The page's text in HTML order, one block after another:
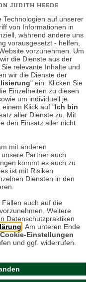
Technologien auf unserer
von Informationen in
während andere uns
vorausgesetzt - helfen,
vorzunehmen. Um
die Dienste aus der
relevante Inhalte und
wir die Dienste der
" ein. Klicken Sie
Einzelheiten zu diesen
um individuell je
einem Klick auf "Ich bin
aller Dienste zu. Mit
den Einsatz aller nicht
mit anderen
Partner auch
kommt es auch zu
ist mit Risiken
Diensten in den
auch auf die
Weitere
Datenschutzpraktiken
. Am unteren Ende
Cookie-Einstellungen
und ggf. widerrufen.
JUDITH HEEDE
auf
und
als ein
Kontakt